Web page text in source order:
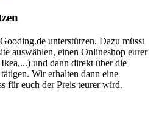
unterstützen. Dazu müsst
auswählen, einen Onlineshop eurer
und dann direkt über die
Wir erhalten dann eine
für euch der Preis teurer wird.